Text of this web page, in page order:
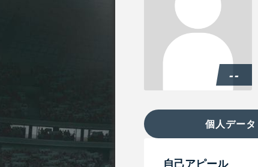
--
個人データ
自己アピール